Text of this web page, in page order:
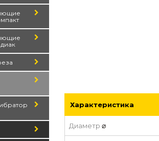
Характеристика
Диаметр ⌀